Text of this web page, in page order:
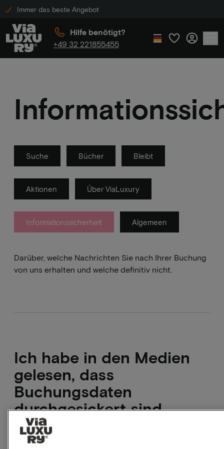
Immer das beste Angebot
Hilfe benötigt?
+49 32 221855455
Suche Bücher Bleibt
Aktionen Über ViaLuxury
Informationssicherheit Algemeen
Darüber, welche Nachrichten Sie nach Ihrer Buchung
von uns erhalten und welche definitiv nicht.
Ich habe in den Medien
gelesen, dass
Buchungsdaten
durchgesickert sind.
Wurden Sie gehackt?